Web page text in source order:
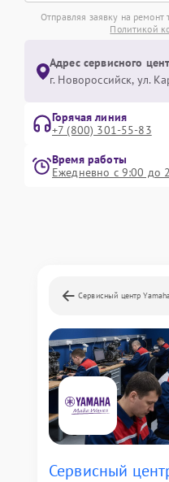
Отправляя заявку на ремонт
Политикой
Адрес сервисного
г. Новороссийск, ул.
Горячая линия
+7 (800) 301-55-83
Время работы
Ежедневно с 9:00 до
Сервисный центр
Сервисный